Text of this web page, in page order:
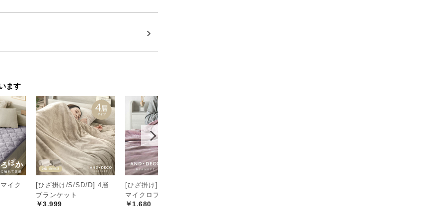
ます
イク
[ひざ掛け/S/SD/D] 4層
ブランケット
￥3,999
[ひざ掛け] ブランケット
マイクロファイバー
￥1,680